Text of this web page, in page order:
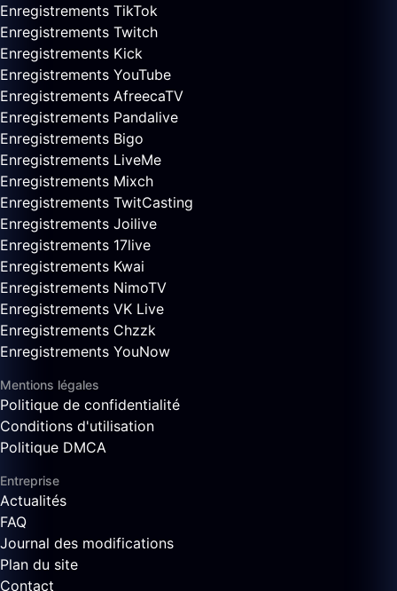
Enregistrements TikTok
Enregistrements Twitch
Enregistrements Kick
Enregistrements YouTube
Enregistrements AfreecaTV
Enregistrements Pandalive
Enregistrements Bigo
Enregistrements LiveMe
Enregistrements Mixch
Enregistrements TwitCasting
Enregistrements Joilive
Enregistrements 17live
Enregistrements Kwai
Enregistrements NimoTV
Enregistrements VK Live
Enregistrements Chzzk
Enregistrements YouNow
Mentions légales
Politique de confidentialité
Conditions d'utilisation
Politique DMCA
Entreprise
Actualités
FAQ
Journal des modifications
Plan du site
Contact